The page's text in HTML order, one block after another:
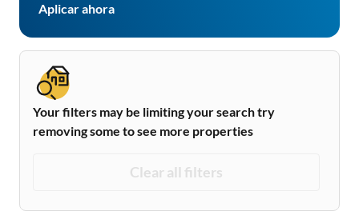
Aplicar ahora
Your filters may be limiting your search try
removing some to see more properties
Clear all filters